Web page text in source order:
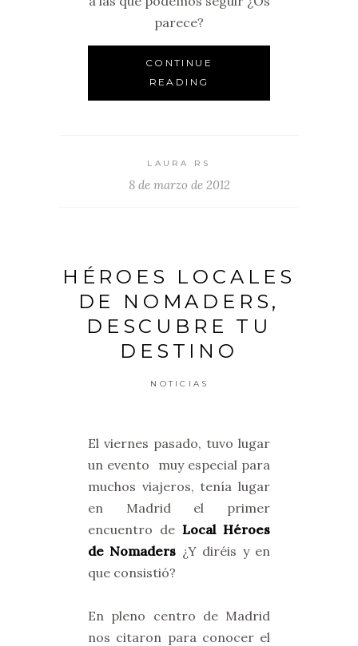
parece?
CONTINUE
READING
LAURA RS
8 de marzo de 2012
HÉROES LOCALES
DE NOMADERS,
DESCUBRE TU
DESTINO
NOTICIAS
El viernes pasado, tuvo lugar
un evento muy especial para
muchos viajeros, tenía lugar
en Madrid el primer
encuentro de Local Héroes
de Nomaders ¿Y diréis y en
que consistió?
En pleno centro de Madrid
nos citaron para conocer el